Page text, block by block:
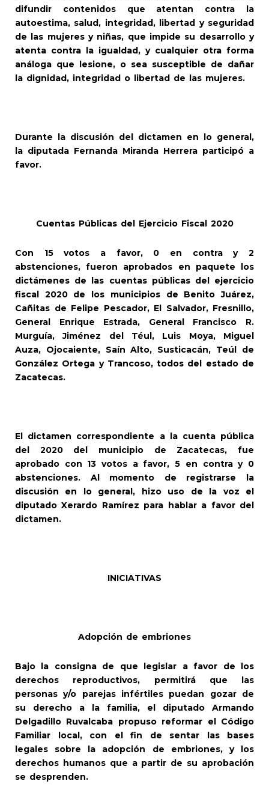
difundir contenidos que atentan contra la
autoestima, salud, integridad, libertad y seguridad
de las mujeres y niñas, que impide su desarrollo y
atenta contra la igualdad, y cualquier otra forma
análoga que lesione, o sea susceptible de dañar
la dignidad, integridad o libertad de las mujeres.
Durante la discusión del dictamen en lo general,
la diputada Fernanda Miranda Herrera participó a
favor.
Cuentas Públicas del Ejercicio Fiscal 2020
Con 15 votos a favor, 0 en contra y 2
abstenciones, fueron aprobados en paquete los
dictámenes de las cuentas públicas del ejercicio
fiscal 2020 de los municipios de Benito Juárez,
Cañitas de Felipe Pescador, El Salvador, Fresnillo,
General Enrique Estrada, General Francisco R.
Murguía, Jiménez del Téul, Luis Moya, Miguel
Auza, Ojocaiente, Saín Alto, Susticacán, Teúl de
González Ortega y Trancoso, todos del estado de
Zacatecas.
El dictamen correspondiente a la cuenta pública
del 2020 del municipio de Zacatecas, fue
aprobado con 13 votos a favor, 5 en contra y 0
abstenciones. Al momento de registrarse la
discusión en lo general, hizo uso de la voz el
diputado Xerardo Ramírez para hablar a favor del
dictamen.
INICIATIVAS
Adopción de embriones
Bajo la consigna de que legislar a favor de los
derechos reproductivos, permitirá que las
personas y/o parejas infértiles puedan gozar de
su derecho a la familia, el diputado Armando
Delgadillo Ruvalcaba propuso reformar el Código
Familiar local, con el fin de sentar las bases
legales sobre la adopción de embriones, y los
derechos humanos que a partir de su aprobación
se desprenden.